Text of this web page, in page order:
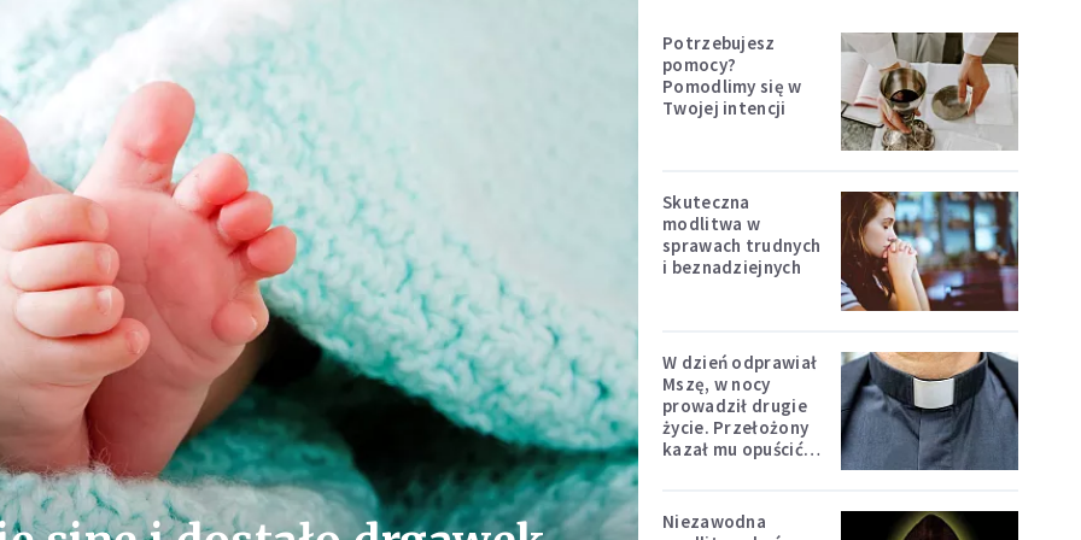
Potrzebujesz
pomocy?
Pomodlimy się w
Twojej intencji
Skuteczna
modlitwa w
sprawach trudnych
i beznadziejnych
W dzień odprawiał
Mszę, w nocy
prowadził drugie
życie. Przełożony
kazał mu opuścić
Niezawodna